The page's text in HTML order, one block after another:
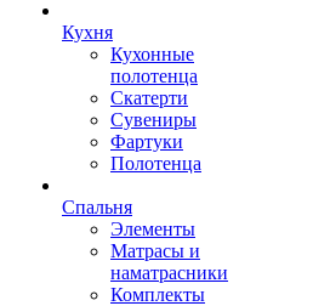
Кухня
Кухонные
полотенца
Скатерти
Сувениры
Фартуки
Полотенца
Спальня
Элементы
Матрасы и
наматрасники
Комплекты